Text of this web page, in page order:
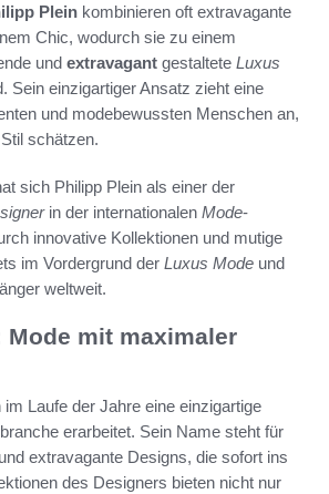
Plein kombinieren oft extravagante
Chic, wodurch sie zu einem
und extravagant gestaltete Luxus
Sein einzigartiger Ansatz zieht eine
und modebewussten Menschen an,
schätzen.
sich Philipp Plein als einer der
in der internationalen Mode-
innovative Kollektionen und mutige
im Vordergrund der Luxus Mode und
weltweit.
Mode mit maximaler
Laufe der Jahre eine einzigartige
erarbeitet. Sein Name steht für
und extravagante Designs, die sofort ins
des Designers bieten nicht nur